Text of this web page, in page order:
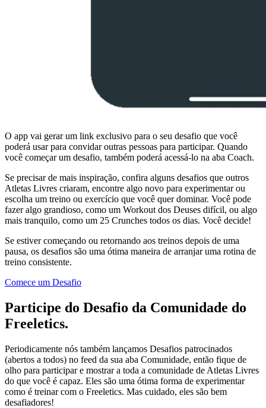
O app vai gerar um link exclusivo para o seu desafio que você
poderá usar para convidar outras pessoas para participar. Quando
você começar um desafio, também poderá acessá-lo na aba Coach.
Se precisar de mais inspiração, confira alguns desafios que outros
Atletas Livres criaram, encontre algo novo para experimentar ou
escolha um treino ou exercício que você quer dominar. Você pode
fazer algo grandioso, como um Workout dos Deuses difícil, ou algo
mais tranquilo, como um 25 Crunches todos os dias. Você decide!
Se estiver começando ou retornando aos treinos depois de uma
pausa, os desafios são uma ótima maneira de arranjar uma rotina de
treino consistente.
Comece um Desafio
Participe do Desafio da Comunidade do
Freeletics.
Periodicamente nós também lançamos Desafios patrocinados
(abertos a todos) no feed da sua aba Comunidade, então fique de
olho para participar e mostrar a toda a comunidade de Atletas Livres
do que você é capaz. Eles são uma ótima forma de experimentar
como é treinar com o Freeletics. Mas cuidado, eles são bem
desafiadores!